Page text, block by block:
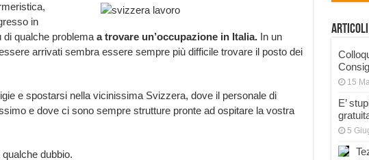
in
di qualche problema a trovare un’occupazione in Italia. In un
arrivati sembra essere sempre più difficile trovare il posto dei
e spostarsi nella vicinissima Svizzera, dove il personale di
e dove ci sono sempre strutture pronte ad ospitare la vostra
dubbio.
15
E’
5